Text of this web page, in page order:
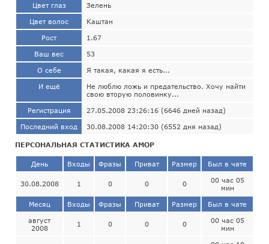
Цвет глаз Зелень
Цвет волос Каштан
Рост 1.67
Ваш вес 53
О себе Я такая, какая я есть...
И ещё
Не люблю ложь и предательство. Хочу найти
свою вторую половинку...
Регистрация 27.05.2008 23:26:16 (6646 дней назад)
Последний вход 30.08.2008 14:20:30 (6552 дня назад)
ПЕРСОНАЛЬНАЯ СТАТИСТИКА АМОР
День Входы Фразы Приват Размер Был в чате
30.08.2008 1 0 0 0
00 час 05
мин
Месяц Входы Фразы Приват Размер Был в чате
август
2008
1 0 0 0
00 час 05
мин